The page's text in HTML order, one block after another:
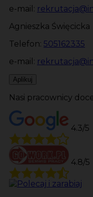
e-mail:
Agnieszka Święcicka
Telefon: 505162335
e-mail:
Aplikuj
Nasi pracownicy
4.3/5
4.8/5